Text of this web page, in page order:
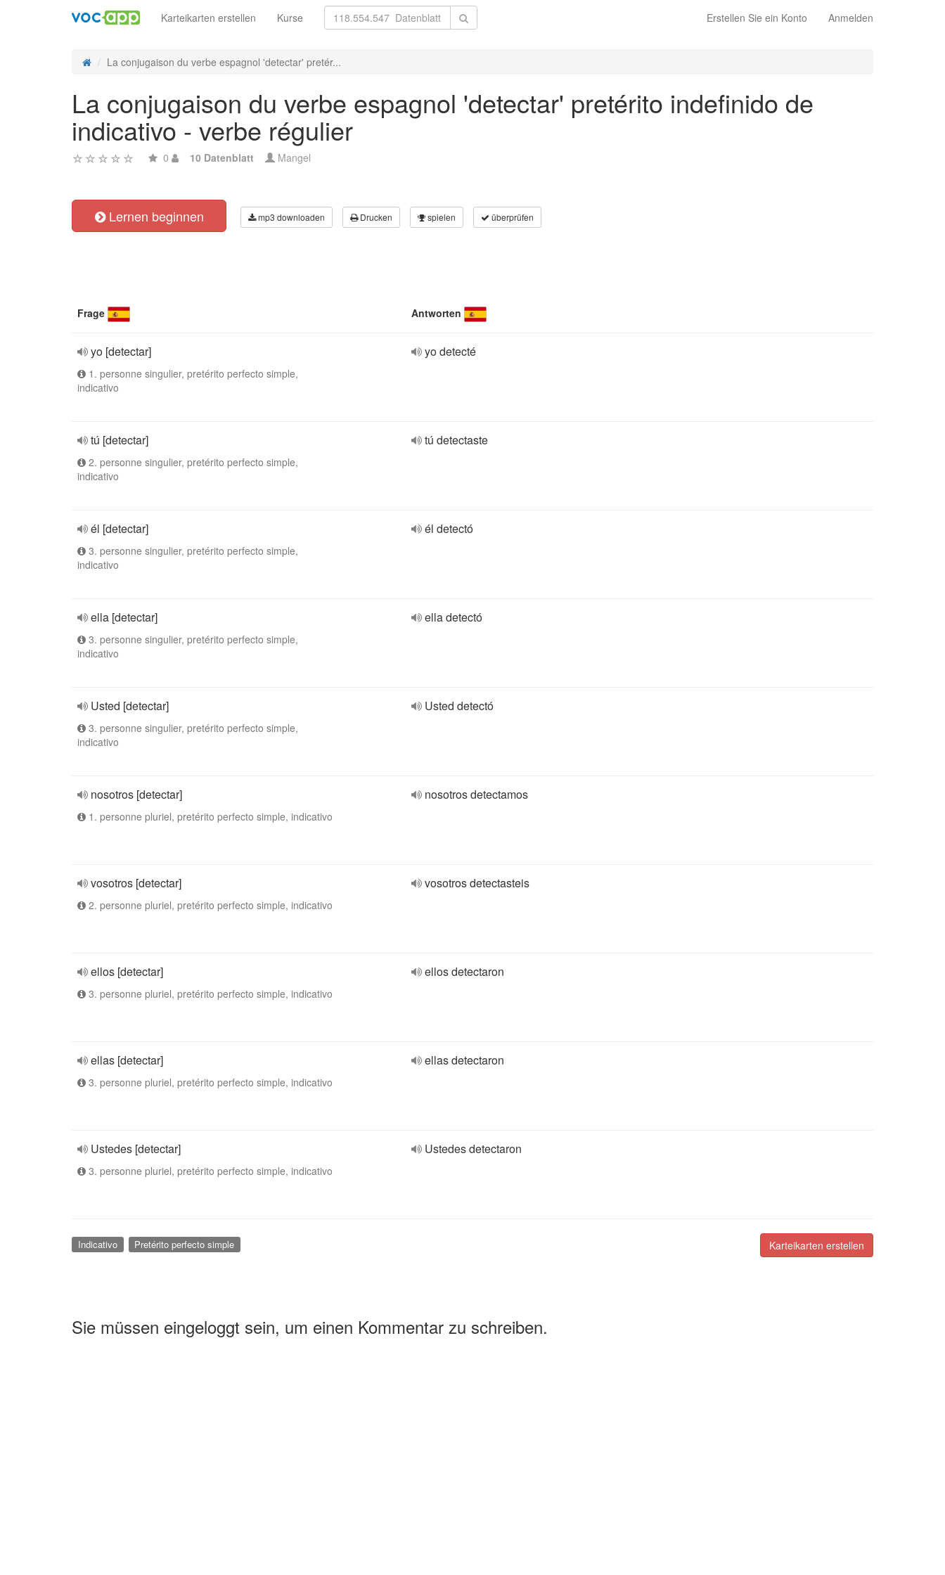
Erstellen Sie ein Konto Anmelden
Karteikarten erstellen Kurse
La conjugaison du verbe espagnol 'detectar' pretér...
La conjugaison du verbe espagnol 'detectar' pretérito indefinido de
indicativo - verbe régulier
0 10 Datenblatt Mangel
Lernen beginnen mp3 downloaden Drucken spielen überprüfen
Frage Antworten
yo [detectar]
1. personne singulier, pretérito perfecto simple,
indicativo
yo detecté
tú [detectar]
2. personne singulier, pretérito perfecto simple,
indicativo
tú detectaste
él [detectar]
3. personne singulier, pretérito perfecto simple,
indicativo
él detectó
ella [detectar]
3. personne singulier, pretérito perfecto simple,
indicativo
ella detectó
Usted [detectar]
3. personne singulier, pretérito perfecto simple,
indicativo
Usted detectó
nosotros [detectar]
1. personne pluriel, pretérito perfecto simple, indicativo
nosotros detectamos
vosotros [detectar]
2. personne pluriel, pretérito perfecto simple, indicativo
vosotros detectasteis
ellos [detectar]
3. personne pluriel, pretérito perfecto simple, indicativo
ellos detectaron
ellas [detectar]
3. personne pluriel, pretérito perfecto simple, indicativo
ellas detectaron
Ustedes [detectar]
3. personne pluriel, pretérito perfecto simple, indicativo
Ustedes detectaron
Karteikarten erstellen
Indicativo Pretérito perfecto simple
Sie müssen eingeloggt sein, um einen Kommentar zu schreiben.